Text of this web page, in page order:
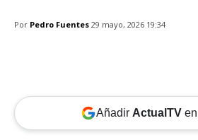
Por Pedro Fuentes 29 mayo, 2026 19:34
Añadir ActualTVen